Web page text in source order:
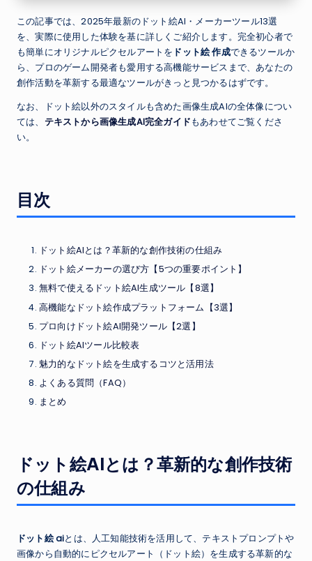
この記事では、2025年最新のドット絵AI・メーカーツール13選
を、実際に使用した体験を基に詳しくご紹介します。完全初心者で
も簡単にオリジナルピクセルアートを ドット絵 作成できるツールか
ら、プロのゲーム開発者も愛用する高機能サービスまで、あなたの
創作活動を革新する最適なツールがきっと見つかるはずです。
なお、ドット絵以外のスタイルも含めた画像生成AIの全体像につい
ては、 テキストから画像生成AI完全ガイドもあわせてご覧くださ
い。
目次
ドット絵AIとは？革新的な創作技術の仕組み
ドット絵メーカーの選び方【5つの重要ポイント】
無料で使えるドット絵AI生成ツール【8選】
高機能なドット絵作成プラットフォーム【3選】
プロ向けドット絵AI開発ツール【2選】
ドット絵AIツール比較表
魅力的なドット絵を生成するコツと活用法
よくある質問（FAQ）
まとめ
ドット絵AIとは？革新的な創作技術
の仕組み
ドット絵 aiとは、人工知能技術を活用して、テキストプロンプトや
画像から自動的にピクセルアート（ドット絵）を生成する革新的な